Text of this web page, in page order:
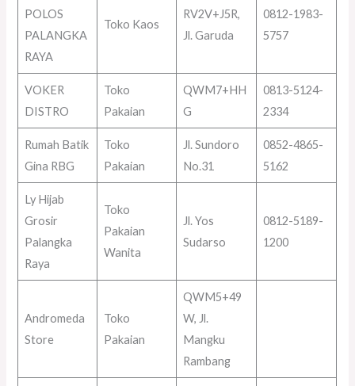
POLOS
PALANGKA
RAYA
Toko Kaos
RV2V+J5R,
Jl. Garuda
0812-1983-
5757
VOKER
DISTRO
Toko
Pakaian
QWM7+HH
G
0813-5124-
2334
Rumah Batik
Gina RBG
Toko
Pakaian
Jl. Sundoro
No.31
0852-4865-
5162
Ly Hijab
Grosir
Palangka
Raya
Toko
Pakaian
Wanita
Jl. Yos
Sudarso
0812-5189-
1200
Andromeda
Store
Toko
Pakaian
QWM5+49
W, Jl.
Mangku
Rambang